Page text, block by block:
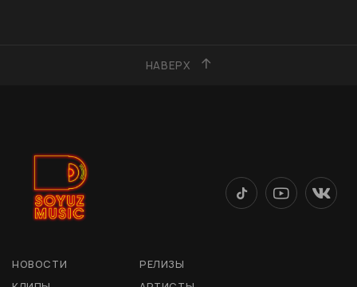
НАВЕРХ
НОВОСТИ
РЕЛИЗЫ